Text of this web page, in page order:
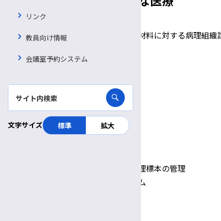
生検材料、手術材料、術中迅速材料に対する病理組織
遠隔病理診断システム
特徴的な医療機器等
バーチャルスライドを用いた病理標本の管理
手術室連携モニタリングシステム
リンク
教員向け情報
会議室予約システム
文字サイズ 標準 拡大